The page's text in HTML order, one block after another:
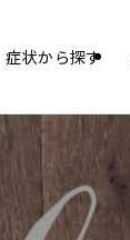
症状から探す